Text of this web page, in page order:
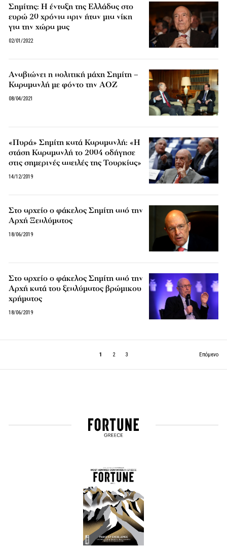
Σημίτης: Η ένταξη της Ελλάδας στο
ευρώ 20 χρόνια πριν ήταν μια νίκη
για την χώρα μας
02/01/2022
Αναβιώνει η πολιτική μάχη Σημίτη –
Καραμανλή με φόντο την ΑΟΖ
08/04/2021
«Πυρά» Σημίτη κατά Καραμανλή: «Η
στάση Καραμανλή το 2004 οδήγησε
στις σημερινές απειλές της Τουρκίας»
14/12/2019
Στο αρχείο ο φάκελος Σημίτη από την
Αρχή Ξεπλύματος
18/06/2019
Στο αρχείο ο φάκελος Σημίτη από την
Αρχή κατά του ξεπλύματος βρώμικου
χρήματος
18/06/2019
1 2 3 Επόμενο